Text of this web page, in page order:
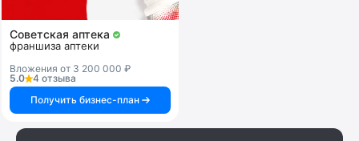
Советская аптека
франшиза аптеки
Вложения от 3 200 000 ₽
5.0
4 отзыва
Получить бизнес-план